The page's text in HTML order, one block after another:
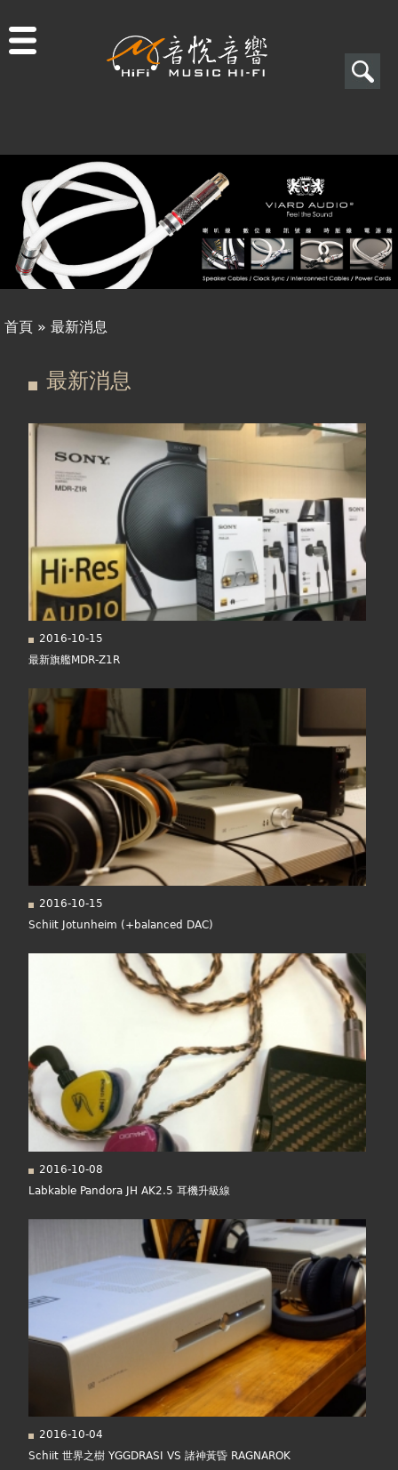
搜
單
搜
尋
商品一覽
二手專區
視聽專欄
購物須知
視聽室預約
線上商城
這
首頁 » 最新消息
最新消息
2016-10-15
最新旗艦MDR-Z1R
2016-10-15
Schiit Jotunheim (+balanced DAC)
2016-10-08
Labkable Pandora JH AK2.5 耳機升級線
2016-10-04
Schiit 世界之樹 YGGDRASI VS 諸神黃昏 RAGNAROK
頁
面